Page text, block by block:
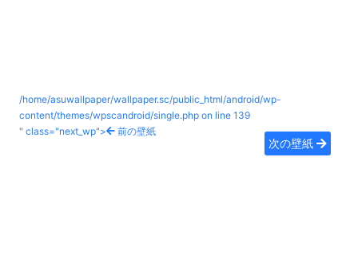
/home/asuwallpaper/wallpaper.sc/public_html/android/wp-
content/themes/wpscandroid/single.php on line 139
" class="next_wp">
前の壁紙
次の壁紙